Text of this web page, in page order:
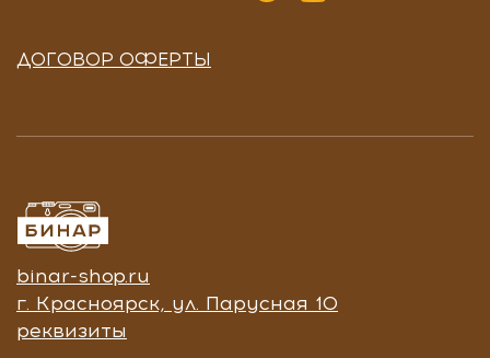
ДОГОВОР ОФЕРТЫ
binar-shop.ru
г. Красноярск, ул. Парусная 10
реквизиты